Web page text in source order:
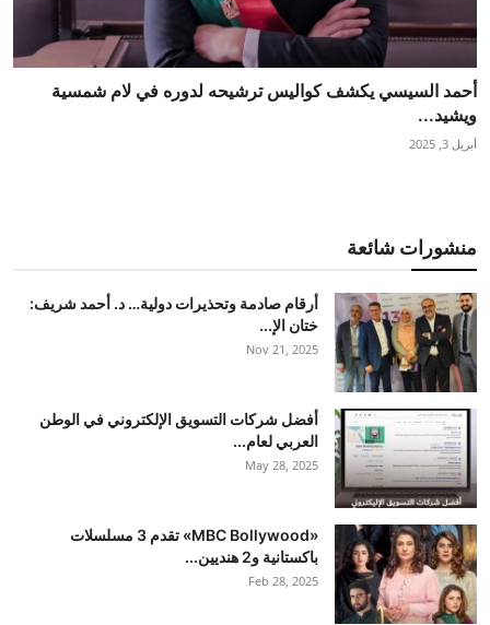
أحمد السيسي يكشف كواليس ترشيحه لدوره في لام شمسية
ويشيد...
أبريل 3, 2025
منشورات شائعة
أرقام صادمة وتحذيرات دولية… د. أحمد شريف:
ختان الإ...
Nov 21, 2025
أفضل شركات التسويق الإلكتروني في الوطن
العربي لعام...
May 28, 2025
«MBC Bollywood» تقدم 3 مسلسلات
باكستانية و2 هنديين...
Feb 28, 2025